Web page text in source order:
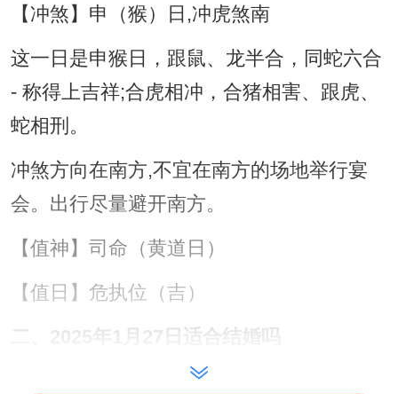
【冲煞】申（猴）日,冲虎煞南
这一日是申猴日，跟鼠、龙半合，同蛇六合
- 称得上吉祥;合虎相冲，合猪相害、跟虎、
蛇相刑。
冲煞方向在南方,不宜在南方的场地举行宴
会。出行尽量避开南方。
【值神】司命（黄道日）
【值日】危执位（吉）
二、2025年1月27日适合结婚吗
黄历中宜事中有“结婚、婚嫁”的日子 - 又要